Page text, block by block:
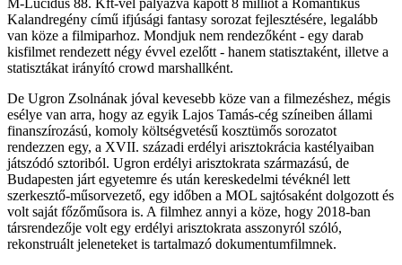
Kalandregény című ifjúsági fantasy sorozat fejlesztésére, legalább
van köze a filmiparhoz. Mondjuk nem rendezőként - egy darab
kisfilmet rendezett négy évvel ezelőtt - hanem statisztaként, illetve a
statisztákat irányító crowd marshallként.
De Ugron Zsolnának jóval kevesebb köze van a filmezéshez, mégis
esélye van arra, hogy az egyik Lajos Tamás-cég színeiben állami
finanszírozású, komoly költségvetésű kosztümős sorozatot
rendezzen egy, a XVII. századi erdélyi arisztokrácia kastélyaiban
játszódó sztoriból. Ugron erdélyi arisztokrata származású, de
Budapesten járt egyetemre és után kereskedelmi tévéknél lett
szerkesztő-műsorvezető, egy időben a MOL sajtósaként dolgozott és
volt saját főzőműsora is. A filmhez annyi a köze, hogy 2018-ban
társrendezője volt egy erdélyi arisztokrata asszonyról szóló,
rekonstruált jeleneteket is tartalmazó dokumentumfilmnek.